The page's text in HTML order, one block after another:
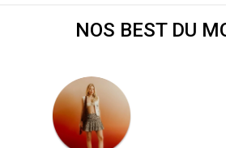
NOS BEST DU